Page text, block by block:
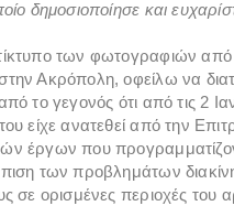
δημοσιοποίησε και
των φωτογραφιών από
Ακρόπολη, οφείλω να
το γεγονός ότι από τις 2
είχε ανατεθεί από την
έργων που
των προβλημάτων
σε ορισμένες περιοχές